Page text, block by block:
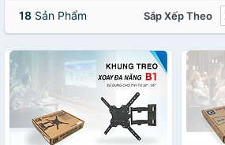
18 Sản Phẩm Sắp Xếp Theo